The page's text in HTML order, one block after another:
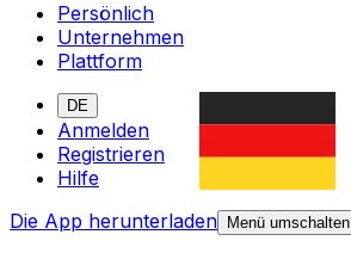
Persönlich
Unternehmen
Plattform
DE
Anmelden
Registrieren
Hilfe
Die App herunterladen
Menü umschalten